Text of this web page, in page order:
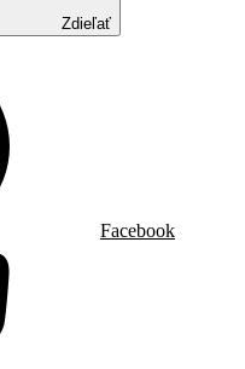
Zdieľať
Facebook